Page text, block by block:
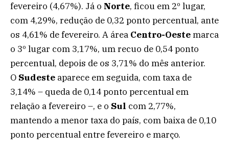
fevereiro (4,67%). Já o Norte, ficou em 2º lugar,
com 4,29%, redução de 0,32 ponto percentual, ante
os 4,61% de fevereiro. A área Centro-Oestemarca
o 3º lugar com 3,17%, um recuo de 0,54 ponto
percentual, depois de os 3,71% do mês anterior.
O Sudeste aparece em seguida, com taxa de
3,14% – queda de 0,14 ponto percentual em
relação a fevereiro –, e o Sul com 2,77%,
mantendo a menor taxa do país, com baixa de 0,10
ponto percentual entre fevereiro e março.